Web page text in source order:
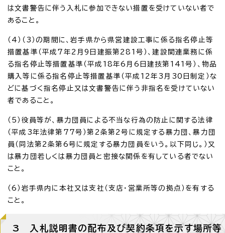
は文書警告に伴う入札に参加できない措置を受けていない者で
あること。
（4）（3）の期間に、岩手県から県営建設工事に係る指名停止等
措置基準（平成7年2月9日建振第281号）、建設関連業務に係
る指名停止等措置基準（平成18年6月6日建技第141号）、物品
購入等に係る指名停止等措置基準（平成12年3月30日制定）な
どに基づく指名停止又は文書警告に伴う非指名を受けていない
者であること。
（5）役員等が、暴力団員による不当な行為の防止に関する法律
（平成3年法律第77号）第2条第2号に規定する暴力団、暴力団
員（同法第2条第6号に規定する暴力団員をいう。以下同じ。）又
は暴力団若しくは暴力団員と密接な関係を有している者でない
こと。
（6）岩手県内に本社又は支社（支店・営業所等の拠点）を有する
こと。
3 入札説明書の配布及び契約条項を示す場所等